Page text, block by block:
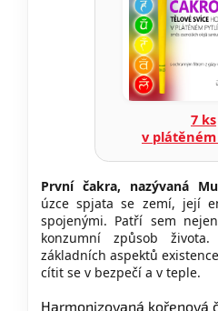
7 ks
v
První čakra, nazývaná
úzce spjata se zemí, její
spojenými. Patří sem
konzumní způsob
základních aspektů
cítit se v bezpečí a v teple.
Harmonizovaná kořenová